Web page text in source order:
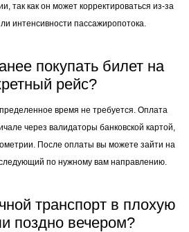
так как он может корректироваться из-за
интенсивности пассажиропотока.
покупать билет на
рейс?
время не требуется. Оплата
через валидаторы банковской картой,
После оплаты вы можете зайти на
по нужному вам направлению.
транспорт в плохую
поздно вечером?